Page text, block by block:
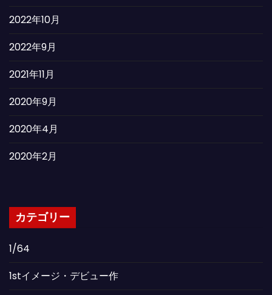
2022年10月
2022年9月
2021年11月
2020年9月
2020年4月
2020年2月
カテゴリー
1/64
1stイメージ・デビュー作